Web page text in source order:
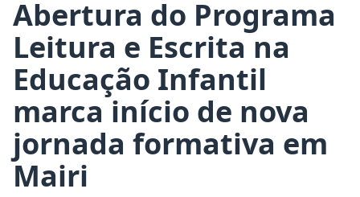
Abertura do Programa
Leitura e Escrita na
Educação Infantil
marca início de nova
jornada formativa em
Mairi